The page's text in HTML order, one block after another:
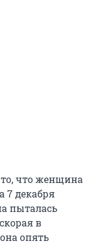
что женщина
7 декабря
пыталась
в
опять